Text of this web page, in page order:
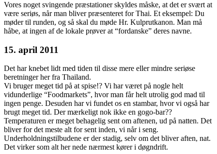
Vores noget svingende præstationer skyldes måske, at det er svært at
være seriøs, når man bliver præsenteret for Thai. Et eksempel: Du
møder til runden, og så skal du møde Hr. Kulprutkanon. Man må
håbe, at ingen af de lokale prøver at “fordanske” deres navne.
15. april 2011
Det har knebet lidt med tiden til disse mere eller mindre seriøse
beretninger her fra Thailand.
Vi bruger meget tid på at spise!? Vi har været på nogle helt
vidunderlige “Foodmarkets”, hvor man får helt utrolig god mad til
ingen penge. Desuden har vi fundet os en stambar, hvor vi også har
brugt meget tid. Der mærkeligt nok ikke en gogo-bar??
Temperaturen er meget behagelig sent om aftenen, ud på natten. Det
bliver for det meste alt for sent inden, vi når i seng.
Underholdningstilbudene er der stadig, selv om det bliver aften, nat.
Det virker som alt her nede nærmest kører i døgndrift.